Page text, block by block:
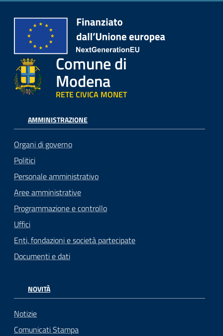
Comune di
Modena
RETE CIVICA MONET
AMMINISTRAZIONE
Organi di governo
Politici
Personale amministrativo
Aree amministrative
Programmazione e controllo
Uffici
Enti, fondazioni e società partecipate
Documenti e dati
NOVITÀ
Notizie
Comunicati Stampa